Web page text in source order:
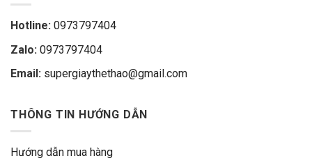
Hotline: 0973797404
Zalo: 0973797404
Email: supergiaythethao@gmail.com
THÔNG TIN HƯỚNG DẪN
Hướng dẫn mua hàng